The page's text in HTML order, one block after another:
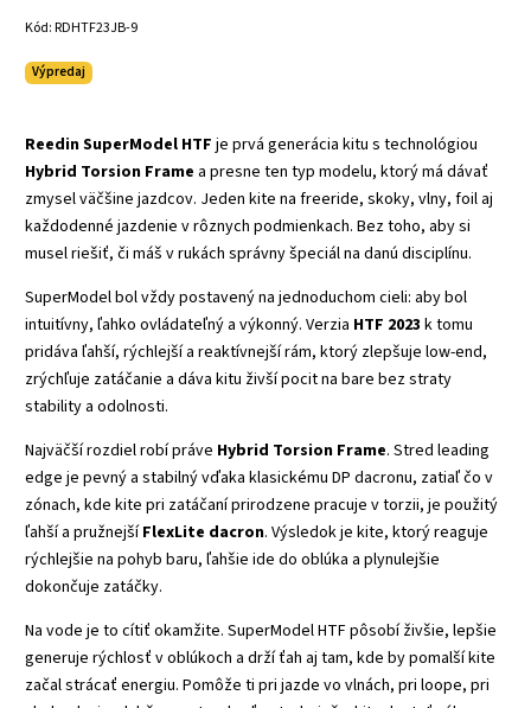
Kód:RDHTF23JB-9
Výpredaj
Reedin SuperModel HTF je prvá generácia kitu s technológiou
Hybrid Torsion Frame a presne ten typ modelu, ktorý má dávať
zmysel väčšine jazdcov. Jeden kite na freeride, skoky, vlny, foil aj
každodenné jazdenie v rôznych podmienkach. Bez toho, aby si
musel riešiť, či máš v rukách správny špeciál na danú disciplínu.
SuperModel bol vždy postavený na jednoduchom cieli: aby bol
intuitívny, ľahko ovládateľný a výkonný. Verzia HTF 2023 k tomu
pridáva ľahší, rýchlejší a reaktívnejší rám, ktorý zlepšuje low-end,
zrýchľuje zatáčanie a dáva kitu živší pocit na bare bez straty
stability a odolnosti.
Najväčší rozdiel robí práve Hybrid Torsion Frame. Stred leading
edge je pevný a stabilný vďaka klasickému DP dacronu, zatiaľ čo v
zónach, kde kite pri zatáčaní prirodzene pracuje v torzii, je použitý
ľahší a pružnejšíFlexLite dacron. Výsledok je kite, ktorý reaguje
rýchlejšie na pohyb baru, ľahšie ide do oblúka a plynulejšie
dokončuje zatáčky.
Na vode je to cítiť okamžite. SuperModel HTF pôsobí živšie, lepšie
generuje rýchlosť v oblúkoch a drží ťah aj tam, kde by pomalší kite
začal strácať energiu. Pomôže ti pri jazde vo vlnách, pri loope, pri